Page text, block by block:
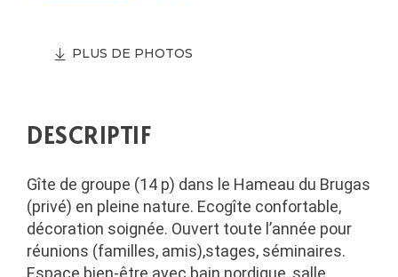
PLUS DE PHOTOS
DESCRIPTIF
Gîte de groupe (14 p) dans le Hameau du Brugas
(privé) en pleine nature. Ecogîte confortable,
décoration soignée. Ouvert toute l’année pour
réunions (familles, amis),stages, séminaires.
Espace bien-être avec bain nordique, salle